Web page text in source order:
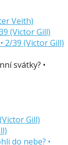
Veith)
(Victor Gill)
2/39 (Victor Gill)
svátky? •
Gill)
do nebe? •